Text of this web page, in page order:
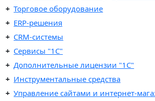
Торговое оборудование
ERP-решения
CRM-системы
Сервисы "1С"
Дополнительные лицензии "1С"
Инструментальные средства
Управление сайтами и интернет-